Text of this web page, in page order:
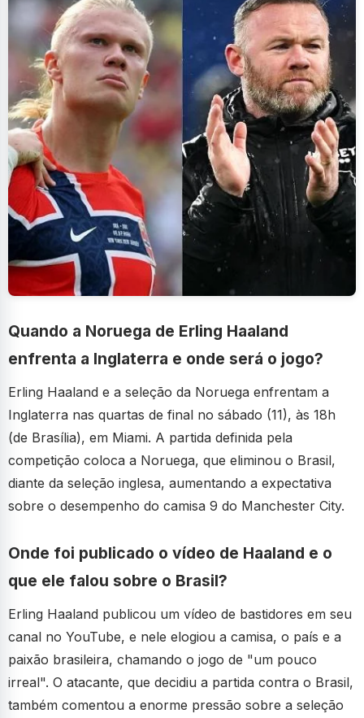
Quando a Noruega de Erling Haaland
enfrenta a Inglaterra e onde será o jogo?
Erling Haaland e a seleção da Noruega enfrentam a
Inglaterra nas quartas de final no sábado (11), às 18h
(de Brasília), em Miami. A partida definida pela
competição coloca a Noruega, que eliminou o Brasil,
diante da seleção inglesa, aumentando a expectativa
sobre o desempenho do camisa 9 do Manchester City.
Onde foi publicado o vídeo de Haaland e o
que ele falou sobre o Brasil?
Erling Haaland publicou um vídeo de bastidores em seu
canal no YouTube, e nele elogiou a camisa, o país e a
paixão brasileira, chamando o jogo de "um pouco
irreal". O atacante, que decidiu a partida contra o Brasil,
também comentou a enorme pressão sobre a seleção